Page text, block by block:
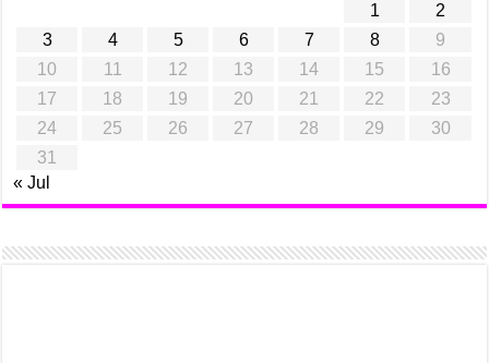
1
2
3
4 5 6 7 8
9
10
11 12 13 14 15
16
17
18 19 20 21 22
23
24
25 26 27 28 29
30
31
« Jul